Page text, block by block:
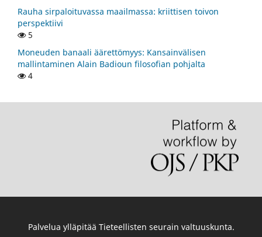
Rauha sirpaloituvassa maailmassa: kriittisen toivon
perspektiivi
5
Moneuden banaali äärettömyys: Kansainvälisen
mallintaminen Alain Badioun filosofian pohjalta
4
Palvelua ylläpitää Tieteellisten seurain valtuuskunta.